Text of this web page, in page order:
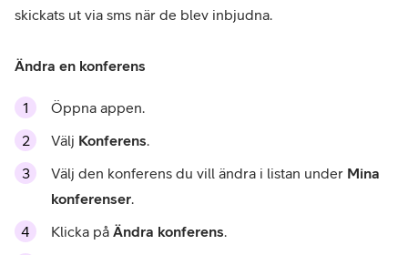
skickats ut via sms när de blev inbjudna.
Ändra en konferens
Öppna appen.
Välj Konferens.
Välj den konferens du vill ändra i listan under Mina
konferenser.
Klicka på Ändra konferens.